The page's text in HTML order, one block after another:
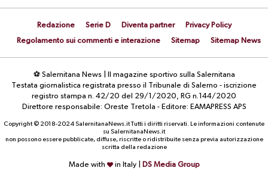
Redazione Serie D Diventa partner
Privacy Policy
Regolamento sui commenti e interazione
Sitemap Sitemap News
⚽ Salernitana News | Il magazine sportivo sulla Salernitana
Testata giornalistica registrata presso il Tribunale di Salerno - iscrizione
registro stampa n. 42/20 del 29/1/2020, RG n.144/2020
Direttore responsabile: Oreste Tretola - Editore: EAMAPRESS APS
Copyright © 2018-2024 SalernitanaNews.it Tutti i diritti riservati. Le informazioni contenute
su SalernitanaNews.it
non possono essere pubblicate, diffuse, riscritte o ridistribuite senza previa autorizzazione
scritta della redazione
Made with in Italy | DS Media Group